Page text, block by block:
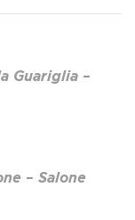
Guariglia –
– Salone